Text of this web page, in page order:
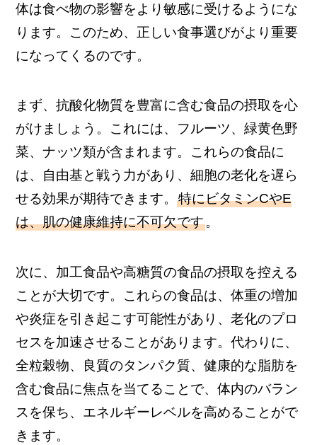
体は食べ物の影響をより敏感に受けるようにな
ります。このため、正しい食事選びがより重要
になってくるのです。
まず、抗酸化物質を豊富に含む食品の摂取を心
がけましょう。これには、フルーツ、緑黄色野
菜、ナッツ類が含まれます。これらの食品に
は、自由基と戦う力があり、細胞の老化を遅ら
せる効果が期待できます。特にビタミンCやE
は、肌の健康維持に不可欠です。
次に、加工食品や高糖質の食品の摂取を控える
ことが大切です。これらの食品は、体重の増加
や炎症を引き起こす可能性があり、老化のプロ
セスを加速させることがあります。代わりに、
全粒穀物、良質のタンパク質、健康的な脂肪を
含む食品に焦点を当てることで、体内のバラン
スを保ち、エネルギーレベルを高めることがで
きます。